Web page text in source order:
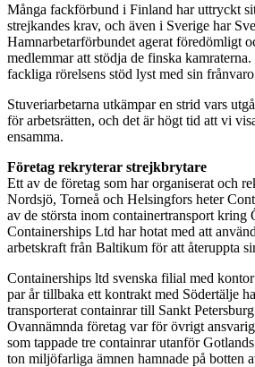
Många fackförbund i Finland har uttryckt
strejkandes krav, och även i Sverige har
Hamnarbetarförbundet agerat föredömligt
medlemmar att stödja de finska
fackliga rörelsens stöd lyst med sin
Stuveriarbetarna utkämpar en strid vars
för arbetsrätten, och det är högt tid att vi
ensamma.
Företag rekryterar strejkbrytare
Ett av de företag som har organiserat och
Nordsjö, Torneå och Helsingfors heter
av de största inom containertransport kring
Containerships Ltd har hotat med att
arbetskraft från Baltikum för att återuppta
Containerships ltd svenska filial med
par år tillbaka ett kontrakt med Södertälje
transporterat containrar till Sankt
Ovannämnda företag var för övrigt
som tappade tre containrar utanför
ton miljöfarliga ämnen hamnade på botten